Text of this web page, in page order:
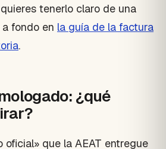
tenerlo claro de una
fondo en la guía de la factura
.
¿qué
oficial» que la AEAT entregue